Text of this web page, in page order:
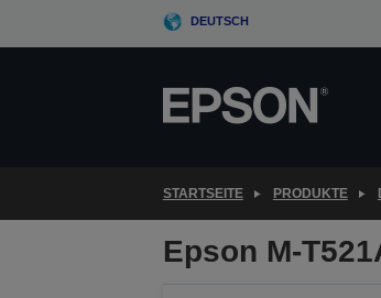
DEUTSCH
STARTSEITE PRODUKTE
Epson M-